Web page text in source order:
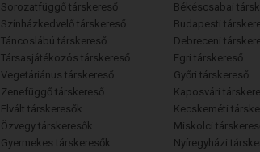
Sorozatfüggő társkereső
Színházkedvelő társkereső
Táncoslábú társkereső
Társasjátékozós társkereső
Vegetáriánus társkereső
Zenefüggő társkereső
Elvált társkeresők
Özvegy társkeresők
Gyermekes társkeresők
Békéscsabai
Budapesti
Debreceni
Egri társkereső
Győri társkereső
Kaposvári
Kecskeméti
Miskolci
Nyíregyházi